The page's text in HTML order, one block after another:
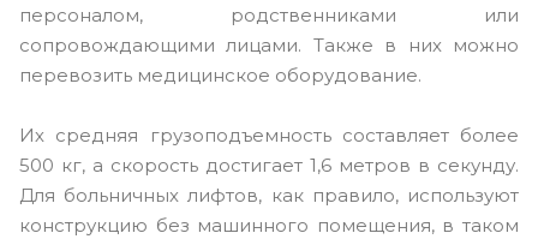
персоналом, родственниками или
сопровождающими лицами. Также в них можно
перевозить медицинское оборудование.
Их средняя грузоподъемность составляет более
500 кг, а скорость достигает 1,6 метров в секунду.
Для больничных лифтов, как правило, используют
конструкцию без машинного помещения, в таком